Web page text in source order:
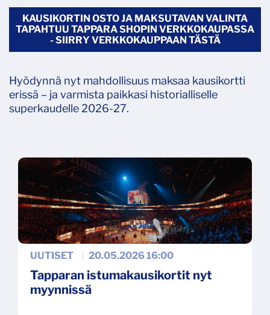
KAUSIKORTIN OSTO JA MAKSUTAVAN VALINTA
TAPAHTUU TAPPARA SHOPIN VERKKOKAUPASSA
- SIIRRY VERKKOKAUPPAAN TÄSTÄ
Hyödynnä nyt mahdollisuus maksaa kausikortti
erissä – ja varmista paikkasi historialliselle
superkaudelle 2026-27.
Tapparan istumakausikortit nyt
myynnissä
UUTISET 20.05.2026 16:00